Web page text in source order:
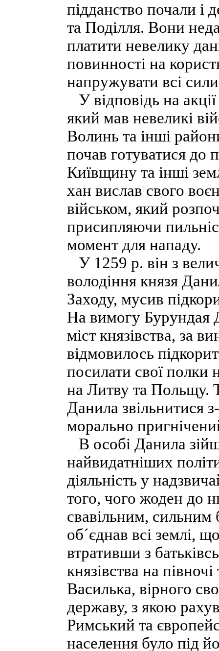
підданство почали і
та Поділля. Вони
платити невелику
повинності на
напружувати всі
У відповідь на
який мав невеликі
Волинь та інші
почав готуватися до
Київщину та інші
хан вислав свого
військом, який
присипляючи
момент для нападу.
У 1259 р. він з
володіння князя
Заходу, мусив
На вимогу Бурундая
міст князівства, за
відмовилось
посилати свої полки
на Литву та Польщу.
Данила звільнитися
морально
В особі Данила
найвидатніших
діяльність у
того, чого жоден до
свавільним,
об´єднав всі землі,
втративши з
князівства на
Василька, вірного
державу, з якою
Римський та
населення було під